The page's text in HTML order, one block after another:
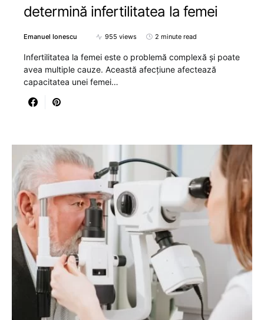
determină infertilitatea la femei
Emanuel Ionescu 955 views 2 minute read
Infertilitatea la femei este o problemă complexă și poate
avea multiple cauze. Această afecțiune afectează
capacitatea unei femei…